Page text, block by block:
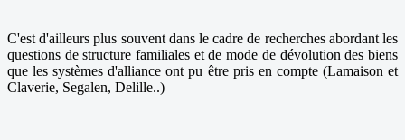
C'est d'ailleurs plus souvent dans le cadre de recherches abordant les
questions de structure familiales et de mode de dévolution des biens
que les systèmes d'alliance ont pu être pris en compte (Lamaison et
Claverie, Segalen, Delille..)